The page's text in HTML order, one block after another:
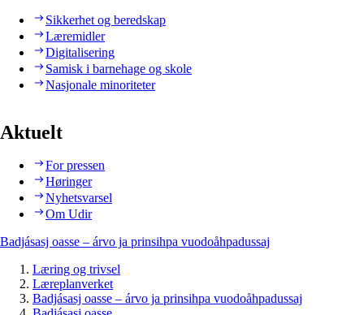
Sikkerhet og beredskap
Læremidler
Digitalisering
Samisk i barnehage og skole
Nasjonale minoriteter
Aktuelt
For pressen
Høringer
Nyhetsvarsel
Om Udir
Badjásasj oasse – árvo ja prinsihpa vuodoåhpadussaj
Læring og trivsel
Læreplanverket
Badjásasj oasse – árvo ja prinsihpa vuodoåhpadussaj